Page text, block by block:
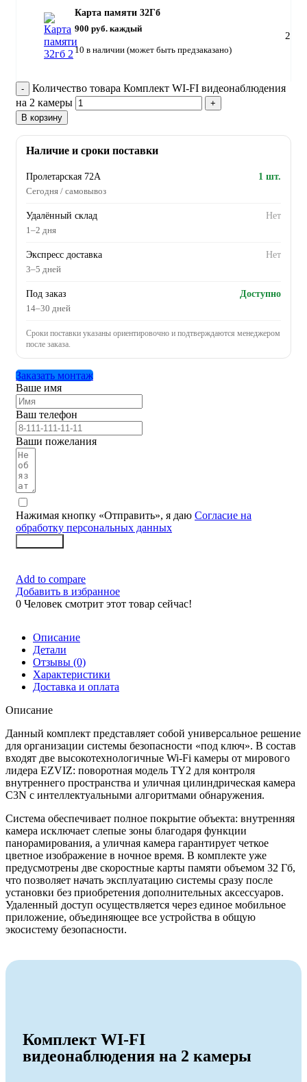
Карта памяти 32Гб
900 руб. каждый
10 в наличии (может быть предзаказано)
2
Количество товара Комплект WI-FI видеонаблюдения
на 2 камеры
В корзину
Наличие и сроки поставки
Пролетарская 72А
1 шт.
Сегодня / самовывоз
Удалённый склад
Нет
1–2 дня
Экспресс доставка
Нет
3–5 дней
Под заказ
Доступно
14–30 дней
Сроки поставки указаны ориентировочно и подтверждаются менеджером
после заказа.
Заказать монтаж
Ваше имя
Ваш телефон
Ваши пожелания
Нажимая кнопку «Отправить», я даю Согласие на
обработку персональных данных
Add to compare
Добавить в избранное
0 Человек смотрит этот товар сейчас!
Описание
Детали
Отзывы (0)
Характеристики
Доставка и оплата
Описание
Данный комплект представляет собой универсальное решение
для организации системы безопасности «под ключ». В состав
входят две высокотехнологичные Wi-Fi камеры от мирового
лидера EZVIZ: поворотная модель TY2 для контроля
внутреннего пространства и уличная цилиндрическая камера
C3N с интеллектуальными алгоритмами обнаружения.
Система обеспечивает полное покрытие объекта: внутренняя
камера исключает слепые зоны благодаря функции
панорамирования, а уличная камера гарантирует четкое
цветное изображение в ночное время. В комплекте уже
предусмотрены две скоростные карты памяти объемом 32 Гб,
что позволяет начать эксплуатацию системы сразу после
установки без приобретения дополнительных аксессуаров.
Удаленный доступ осуществляется через единое мобильное
приложение, объединяющее все устройства в общую
экосистему безопасности.
Комплект WI-FI
видеонаблюдения на 2 камеры